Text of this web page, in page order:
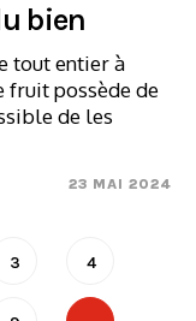
bien
tout entier à
fruit possède de
de les
23 MAI 2024
3 4